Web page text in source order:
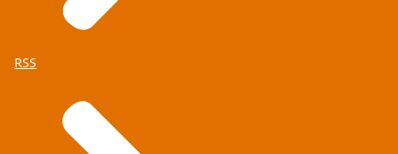
RSS